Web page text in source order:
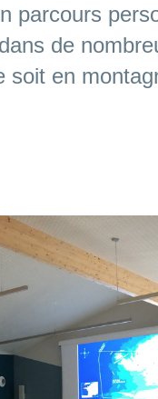
parcours
de
soit en